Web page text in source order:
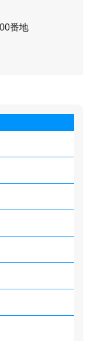
番地